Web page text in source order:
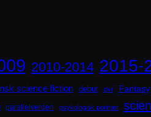
2010-2014 2015-
science fiction debut dyr Fantasy
parallelverden psykologisk portræt